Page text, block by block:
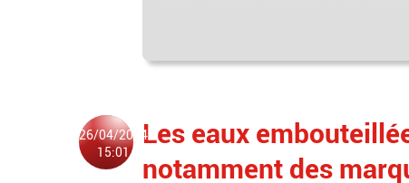
26/04/2024
15:01
Les eaux
notamment des